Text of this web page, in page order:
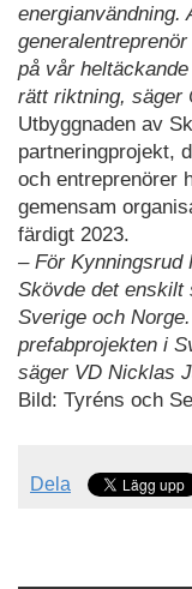
energianvändning.
på vår
rätt riktning, säger
Utbyggnaden av
partneringprojekt,
och entreprenörer
gemensam
färdigt 2023.
– För Kynningsrud
Skövde det
Sverige och
prefabprojekten i
säger VD Nicklas
Bild: Tyréns och
Dela